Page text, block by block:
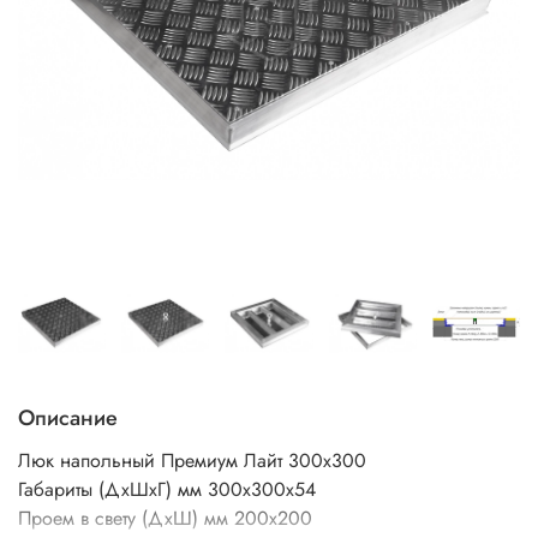
Описание
Люк напольный Премиум Лайт 300х300
Габариты (ДхШхГ) мм 300х300х54
Проем в свету (ДхШ) мм 200х200